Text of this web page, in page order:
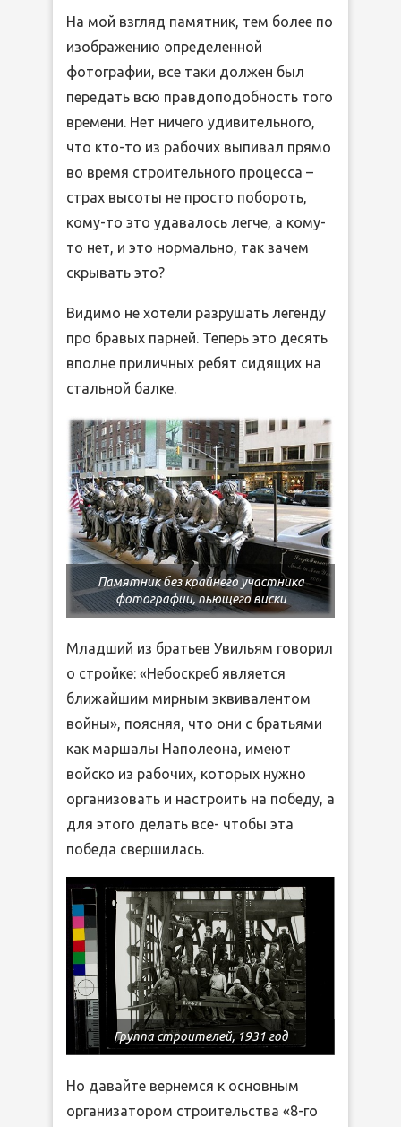
На мой взгляд памятник, тем более по
изображению определенной
фотографии, все таки должен был
передать всю правдоподобность того
времени. Нет ничего удивительного,
что кто-то из рабочих выпивал прямо
во время строительного процесса –
страх высоты не просто побороть,
кому-то это удавалось легче, а кому-
то нет, и это нормально, так зачем
скрывать это?
Видимо не хотели разрушать легенду
про бравых парней. Теперь это десять
вполне приличных ребят сидящих на
стальной балке.
Памятник без крайнего участника
фотографии, пьющего виски
Младший из братьев Увильям говорил
о стройке: «Небоскреб является
ближайшим мирным эквивалентом
войны», поясняя, что они с братьями
как маршалы Наполеона, имеют
войско из рабочих, которых нужно
организовать и настроить на победу, а
для этого делать все- чтобы эта
победа свершилась.
Группа строителей, 1931 год
Но давайте вернемся к основным
организатором строительства «8-го